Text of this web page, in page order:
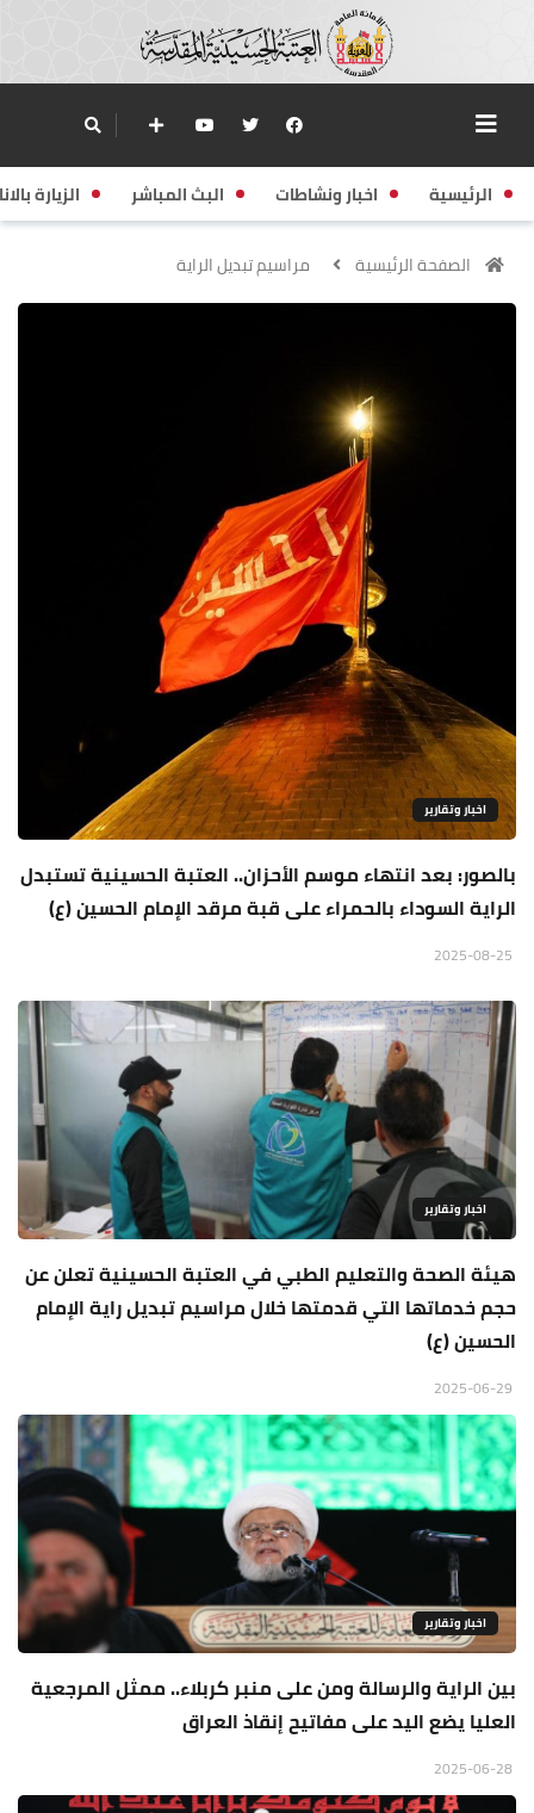
الرئيسية اخبار ونشاطات البث المباشر الزيارة
الصفحة الرئيسية مراسيم تبديل الراية
اخبار وتقارير
بالصور: بعد انتهاء موسم الأحزان.. العتبة الحسينية تستبدل
الراية السوداء بالحمراء على قبة مرقد الإمام الحسين (ع)
اخبار وتقارير
هيئة الصحة والتعليم الطبي في العتبة الحسينية تعلن عن
حجم خدماتها التي قدمتها خلال مراسيم تبديل راية الإمام
الحسين (ع)
اخبار وتقارير
بين الراية والرسالة ومن على منبر كربلاء.. ممثل المرجعية
العليا يضع اليد على مفاتيح إنقاذ العراق